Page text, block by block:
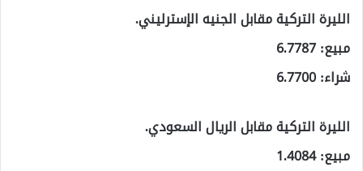
الليرة التركية مقابل الجنيه الإسترليني.
مبيع: 6.7787
شراء: 6.7700
الليرة التركية مقابل الريال السعودي.
مبيع: 1.4084